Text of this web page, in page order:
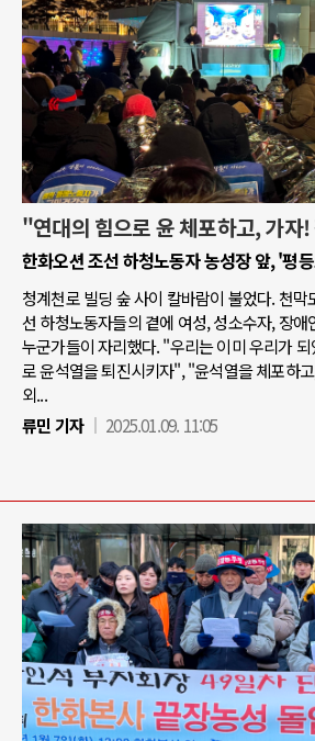
"연대의 힘으로 윤 체포하고, 가자
한화오션 조선 하청노동자 농성장 앞, '평
청계천로 빌딩 숲 사이 칼바람이 불었다. 천
선 하청노동자들의 곁에 여성, 성소수자, 장애
누군가들이 자리했다. "우리는 이미 우리가
로 윤석열을 퇴진시키자", "윤석열을 체포하
외...
류민 기자
2025.01.09. 11:05